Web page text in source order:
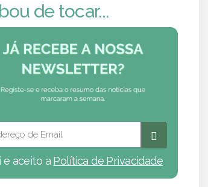
de tocar...
e aceito a Política de Privacidade